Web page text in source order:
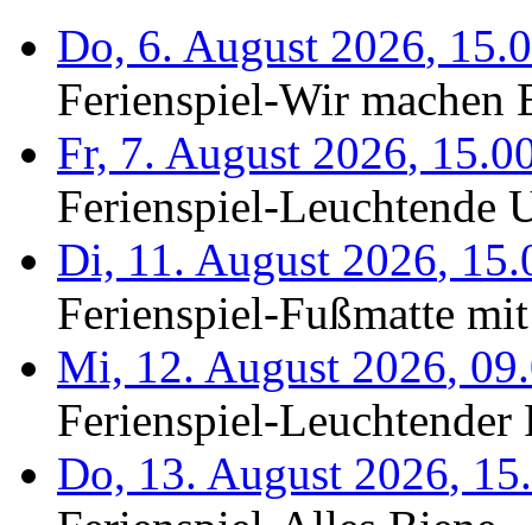
Do, 6. August 2026,
Ferienspiel-Wir machen
Fr, 7. August 2026,
Ferienspiel-Leuchtende
Di, 11. August 2026,
Ferienspiel-Fußmatte
Mi, 12. August 2026,
Ferienspiel-Leuchtender
Do, 13. August 2026,